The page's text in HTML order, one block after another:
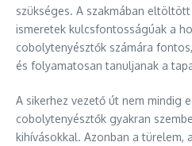
szükséges. A szakmában
ismeretek kulcsfontosságúak a
cobolytenyésztők számára
és folyamatosan tanuljanak a
A sikerhez vezető út nem mindig
cobolytenyésztők gyakran
kihívásokkal. Azonban a türelem,